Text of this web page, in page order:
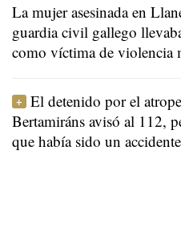
La mujer asesinada en
guardia civil gallego
como víctima de violencia
El detenido por el
Bertamiráns avisó al 112,
que había sido un